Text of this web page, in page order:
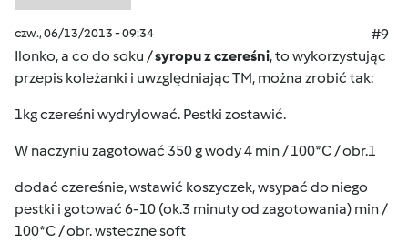
czw., 06/13/2013 - 09:34
#9
Ilonko, a co do soku /syropu z czereśni, to wykorzystując
przepis koleżanki i uwzględniając TM, można zrobić tak:
1kg czereśni wydrylować. Pestki zostawić.
W naczyniu zagotować 350 g wody 4 min / 100*C / obr.1
dodać czereśnie, wstawić koszyczek, wsypać do niego
pestki i gotować 6-10 (ok.3 minuty od zagotowania) min /
100*C / obr. wsteczne soft